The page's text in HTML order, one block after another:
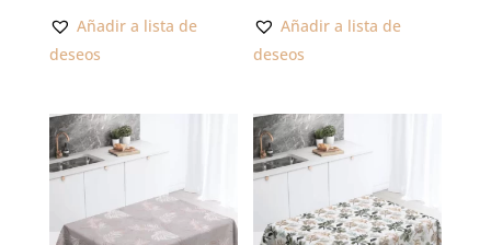
Añadir a lista de
deseos
Añadir a lista de
deseos